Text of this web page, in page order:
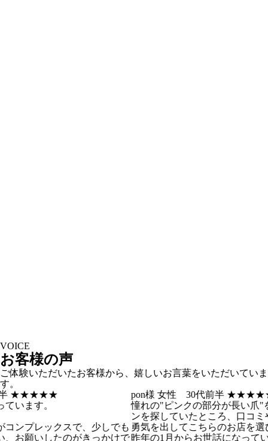
VOICE
お客様の声
ご体験いただいたお客様から、嬉しいお言葉をいただいていま
す。
も
で
pon様 女性 30代前半
★★★★★
憧れの"ピンクの部分が長い爪"を目指して、矯正サロ
ンを探していたところ、口コミや実績の写真を見て、
勇気を出してこちらのお店を選びました。
昨年の1月からお世話になっています。
も
自
麗
爪
ス